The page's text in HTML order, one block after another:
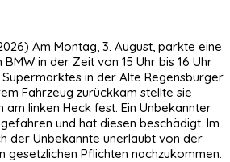
Am Montag, 3. August, parkte eine
in der Zeit von 15 Uhr bis 16 Uhr
in der Alte Regensburger
Fahrzeug zurückkam stellte sie
am linken Heck fest. Ein Unbekannter
und hat diesen beschädigt. Im
der Unbekannte unerlaubt von der
gesetzlichen Pflichten nachzukommen.